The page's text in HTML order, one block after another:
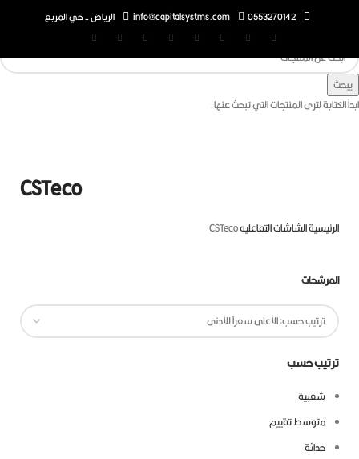
0553270142
info@capitalsystms.com الرياض - حي المربع
CSTeco
الشاشات التفاعليهCSTeco
حسب
شعبية
متوسط ​​تقييم
حداثة
لترى المنتجات التي تبحث عنها.